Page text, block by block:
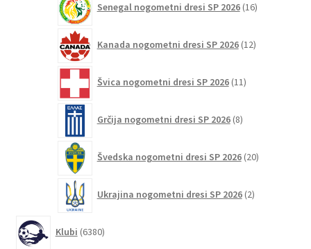
Senegal nogometni dresi SP 2026 16izdelkov
Kanada nogometni dresi SP 2026 12izdelkov
Švica nogometni dresi SP 2026 11izdelkov
Grčija nogometni dresi SP 2026 8izdelkov
Švedska nogometni dresi SP 2026 20izdelkov
Ukrajina nogometni dresi SP 2026 2izdelka
Klubi 6380izdelkov